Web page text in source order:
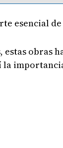
esencial
estas